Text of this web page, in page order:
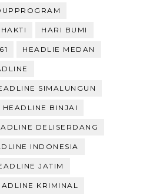
HARI BUMI
HEADLIE MEDAN
SIMALUNGUN
HEADLINE BINJAI
DELISERDANG
INDONESIA
JATIM
KRIMINAL